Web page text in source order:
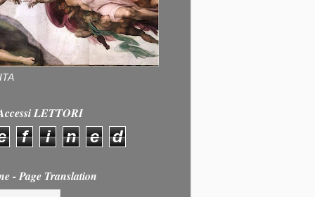
LETTORI
f i n e d
- Page Translation